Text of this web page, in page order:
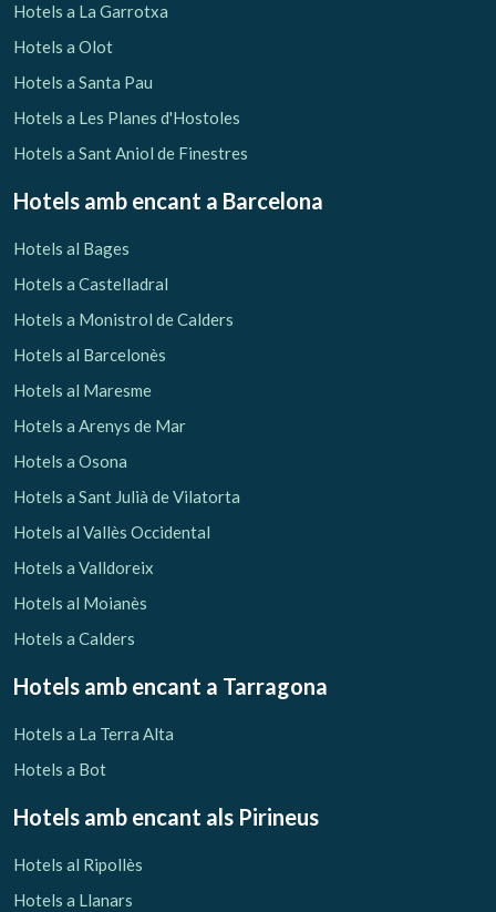
Hotels a La Garrotxa
Hotels a Olot
Hotels a Santa Pau
Hotels a Les Planes d'Hostoles
Hotels a Sant Aniol de Finestres
Hotels amb encant a Barcelona
Hotels al Bages
Hotels a Castelladral
Hotels a Monistrol de Calders
Hotels al Barcelonès
Hotels al Maresme
Hotels a Arenys de Mar
Hotels a Osona
Hotels a Sant Julià de Vilatorta
Hotels al Vallès Occidental
Hotels a Valldoreix
Hotels al Moianès
Hotels a Calders
Hotels amb encant a Tarragona
Hotels a La Terra Alta
Hotels a Bot
Hotels amb encant als Pirineus
Hotels al Ripollès
Hotels a Llanars